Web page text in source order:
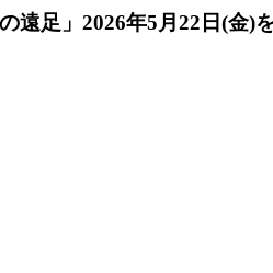
足」2026年5月22日(金)